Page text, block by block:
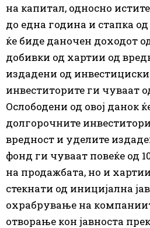
на капитал, односно
до една година и стапка од
ќе биде даночен доходот
добивки од хартии од
издадени од
инвеститорите ги чуваат
Ослободени од овој данок
долгорочните
вредност и уделите
фонд ги чуваат повеќе од
на продажбата, но и
стекнати од иницијална
охрабрување на
отворање кон јавноста